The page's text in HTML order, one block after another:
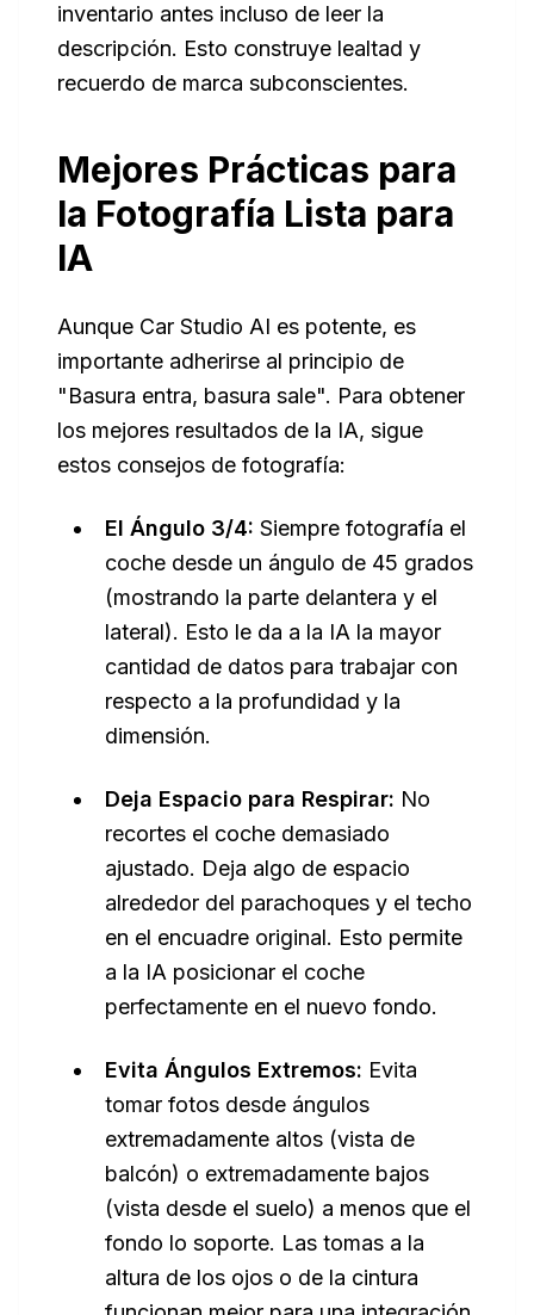
inventario antes incluso de leer la
descripción. Esto construye lealtad y
recuerdo de marca subconscientes.
Mejores Prácticas para
la Fotografía Lista para
IA
Aunque Car Studio AI es potente, es
importante adherirse al principio de
"Basura entra, basura sale". Para obtener
los mejores resultados de la IA, sigue
estos consejos de fotografía:
El Ángulo 3/4: Siempre fotografía el
coche desde un ángulo de 45 grados
(mostrando la parte delantera y el
lateral). Esto le da a la IA la mayor
cantidad de datos para trabajar con
respecto a la profundidad y la
dimensión.
Deja Espacio para Respirar: No
recortes el coche demasiado
ajustado. Deja algo de espacio
alrededor del parachoques y el techo
en el encuadre original. Esto permite
a la IA posicionar el coche
perfectamente en el nuevo fondo.
Evita Ángulos Extremos: Evita
tomar fotos desde ángulos
extremadamente altos (vista de
balcón) o extremadamente bajos
(vista desde el suelo) a menos que el
fondo lo soporte. Las tomas a la
altura de los ojos o de la cintura